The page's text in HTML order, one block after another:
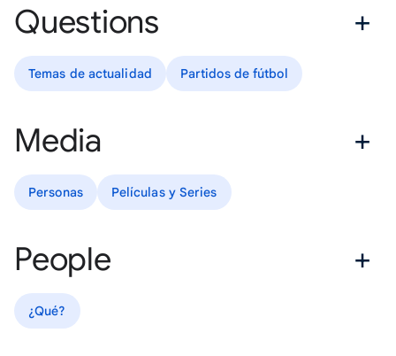
Questions
Temas de actualidad Partidos de fútbol
Media
Personas Películas y Series
People
¿Qué?